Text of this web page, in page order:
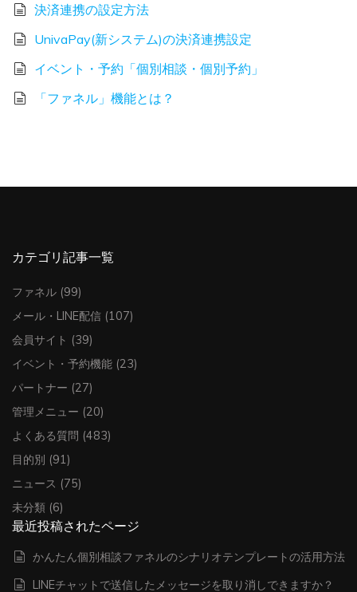
決済連携の設定方法
UnivaPay(新システム)の決済連携設定
イベント・予約「個別相談・個別予約」
「ファネル」機能とは？
カテゴリ記事一覧
ファネル (99)
メール・LINE配信 (107)
会員サイト (39)
イベント・予約機能 (23)
パートナー (27)
管理メニュー (20)
よくある質問 (483)
目的別 (91)
ニュース (75)
未分類 (6)
最近投稿されたページ
かんたん個別相談ファネルのシナリオテンプレートの活用方法
LINEチャットで送信したメッセージを取り消しできますか？